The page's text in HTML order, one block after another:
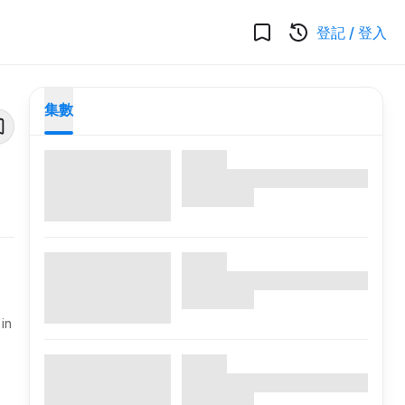
登記 / 登入
集數